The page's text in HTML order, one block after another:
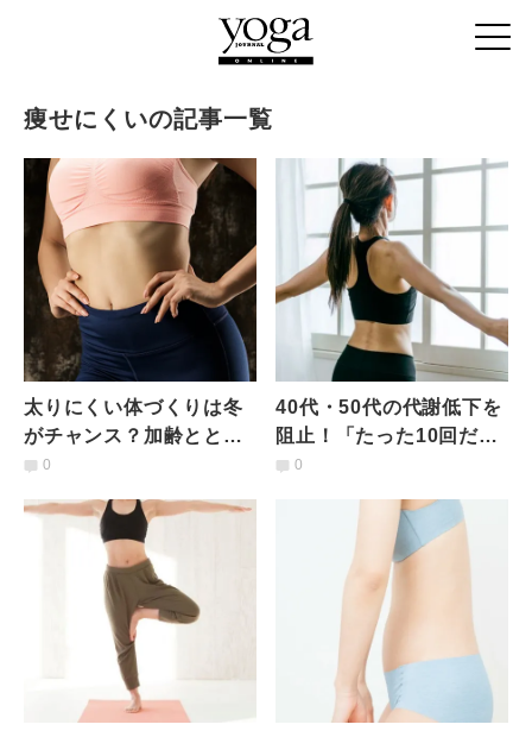
痩せにくいの記事一覧
太りにくい体づくりは冬
がチャンス？加齢ととも
に下がる代謝量を上げて
レンジ
0
40代・50代の代謝低下を
阻止！「たった10回だけ
でイイ」痩せ体質を作る
0